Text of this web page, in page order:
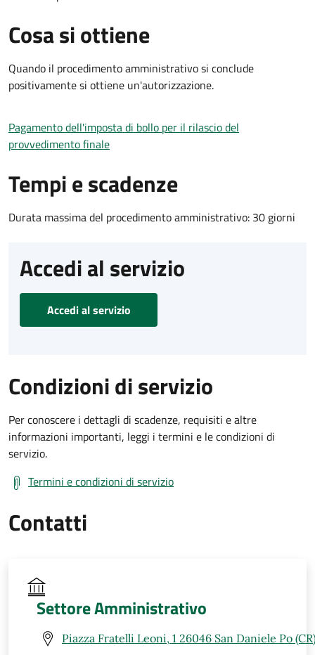
Cosa si ottiene
Quando il procedimento amministrativo si conclude
positivamente si ottiene un'autorizzazione.
Pagamento dell'imposta di bollo per il rilascio del
provvedimento finale
Tempi e scadenze
Durata massima del procedimento amministrativo: 30 giorni
Accedi al servizio
Accedi al servizio
Condizioni di servizio
Per conoscere i dettagli di scadenze, requisiti e altre
informazioni importanti, leggi i termini e le condizioni di
servizio.
Termini e condizioni di servizio
Contatti
Settore Amministrativo
Piazza Fratelli Leoni, 1 26046 San Daniele Po